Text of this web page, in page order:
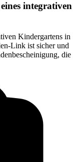
integrativen
Kindergartens in
Link ist sicher und
die